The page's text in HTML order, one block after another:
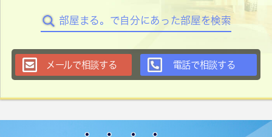
部屋まる。で自分にあった部屋を検索
メールで相談する 電話で相談する